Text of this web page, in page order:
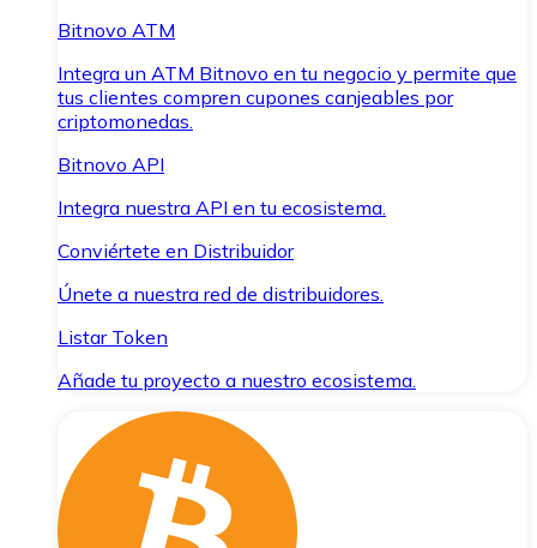
Bitnovo ATM
Integra un ATM Bitnovo en tu negocio y permite que
tus clientes compren cupones canjeables por
criptomonedas.
Bitnovo API
Integra nuestra API en tu ecosistema.
Conviértete en Distribuidor
Únete a nuestra red de distribuidores.
Listar Token
Añade tu proyecto a nuestro ecosistema.